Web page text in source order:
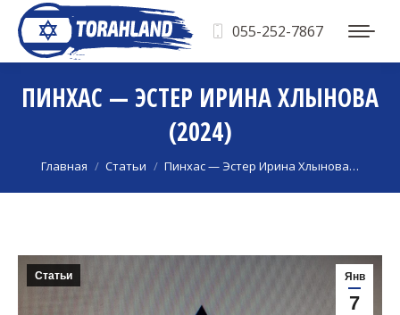
055-252-7867
ПИНХАС — ЭСТЕР ИРИНА ХЛЫНОВА
(2024)
Вы здесь:
Главная Статьи Пинхас — Эстер Ирина Хлынова…
Янв
7
Статьи